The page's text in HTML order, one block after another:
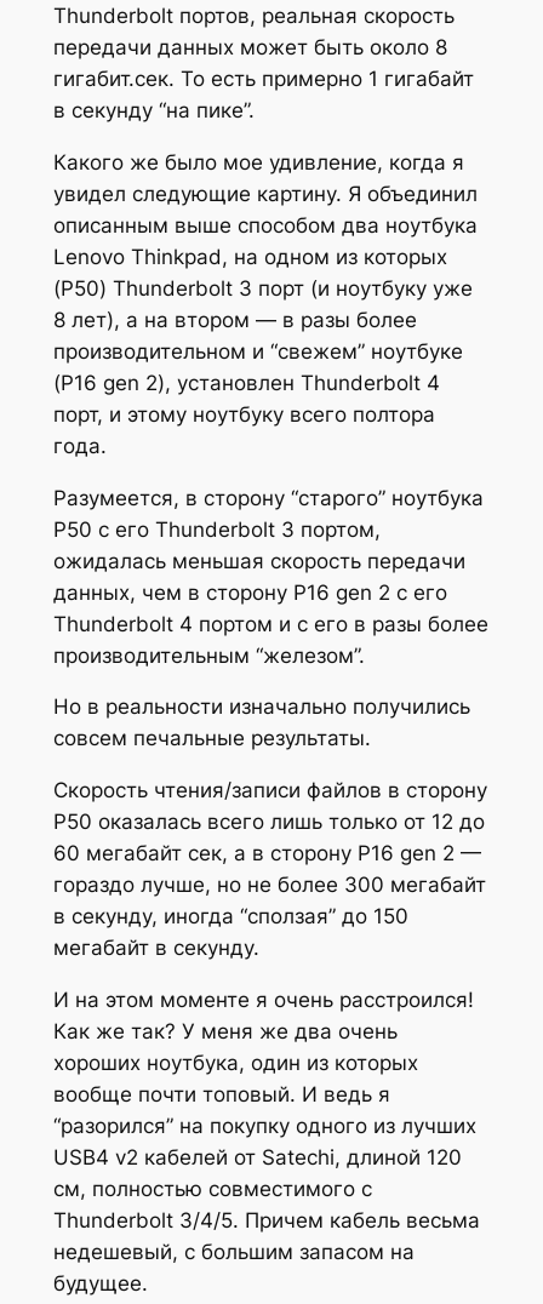
Thunderbolt портов, реальная скорость
передачи данных может быть около 8
гигабит.сек. То есть примерно 1 гигабайт
в секунду “на пике”.
Какого же было мое удивление, когда я
увидел следующие картину. Я объединил
описанным выше способом два ноутбука
Lenovo Thinkpad, на одном из которых
(P50) Thunderbolt 3 порт (и ноутбуку уже
8 лет), а на втором — в разы более
производительном и “свежем” ноутбуке
(P16 gen 2), установлен Thunderbolt 4
порт, и этому ноутбуку всего полтора
года.
Разумеется, в сторону “старого” ноутбука
P50 с его Thunderbolt 3 портом,
ожидалась меньшая скорость передачи
данных, чем в сторону P16 gen 2 с его
Thunderbolt 4 портом и с его в разы более
производительным “железом”.
Но в реальности изначально получились
совсем печальные результаты.
Скорость чтения/записи файлов в сторону
P50 оказалась всего лишь только от 12 до
60 мегабайт сек, а в сторону P16 gen 2 —
гораздо лучше, но не более 300 мегабайт
в секунду, иногда “сползая” до 150
мегабайт в секунду.
И на этом моменте я очень расстроился!
Как же так? У меня же два очень
хороших ноутбука, один из которых
вообще почти топовый. И ведь я
“разорился” на покупку одного из лучших
USB4 v2 кабелей от Satechi, длиной 120
см, полностью совместимого с
Thunderbolt 3/4/5. Причем кабель весьма
недешевый, с большим запасом на
будущее.